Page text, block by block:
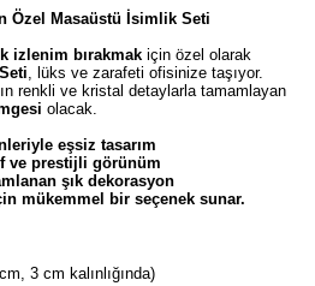
Özel Masaüstü İsimlik Seti
izlenim bırakmak için özel olarak
, lüks ve zarafeti ofisinize taşıyor.
renkli ve kristal detaylarla tamamlayan
olacak.
eşsiz tasarım
ve prestijli görünüm
şık dekorasyon
mükemmel bir seçenek sunar.
3 cm kalınlığında)